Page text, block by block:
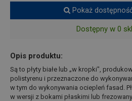
Pokaż
Dostępny w 0
Opis produktu:
Są to płyty białe lub „w kropki",
polistyrenu i przeznaczone do
w tym do wykonywania ociepleń fasad.
w wersji z bokami płaskimi lub